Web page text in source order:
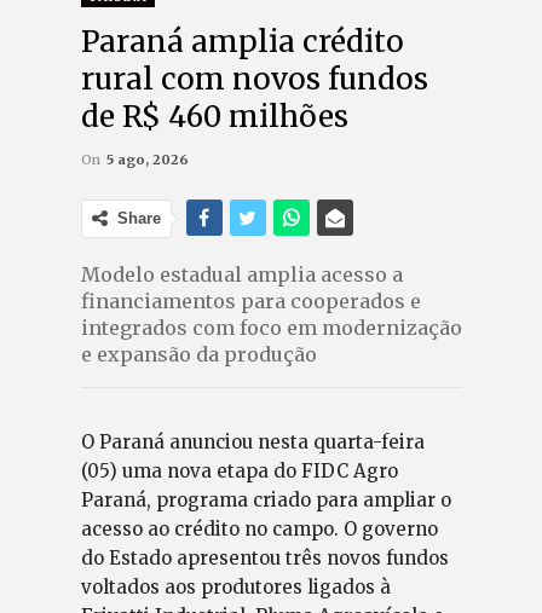
Paraná amplia crédito
rural com novos fundos
de R$ 460 milhões
On 5 ago, 2026
Share
Modelo estadual amplia acesso a
financiamentos para cooperados e
integrados com foco em modernização
e expansão da produção
O Paraná anunciou nesta quarta-feira
(05) uma nova etapa do FIDC Agro
Paraná, programa criado para ampliar o
acesso ao crédito no campo. O governo
do Estado apresentou três novos fundos
voltados aos produtores ligados à